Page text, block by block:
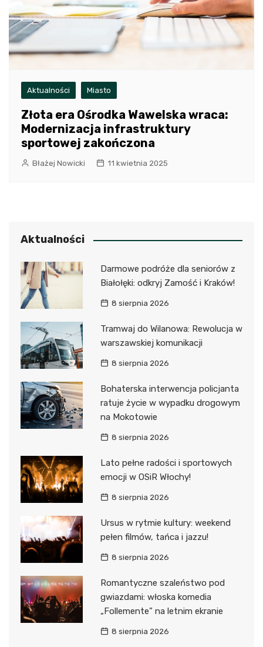
Aktualności Miasto
Złota era Ośrodka Wawelska wraca:
Modernizacja infrastruktury
sportowej zakończona
Błażej Nowicki 11 kwietnia 2025
Aktualności
Darmowe podróże dla seniorów z
Białołęki: odkryj Zamość i Kraków!
8 sierpnia 2026
Tramwaj do Wilanowa: Rewolucja w
warszawskiej komunikacji
8 sierpnia 2026
Bohaterska interwencja policjanta
ratuje życie w wypadku drogowym
na Mokotowie
8 sierpnia 2026
Lato pełne radości i sportowych
emocji w OSiR Włochy!
8 sierpnia 2026
Ursus w rytmie kultury: weekend
pełen filmów, tańca i jazzu!
8 sierpnia 2026
Romantyczne szaleństwo pod
gwiazdami: włoska komedia
„Follemente” na letnim ekranie
8 sierpnia 2026